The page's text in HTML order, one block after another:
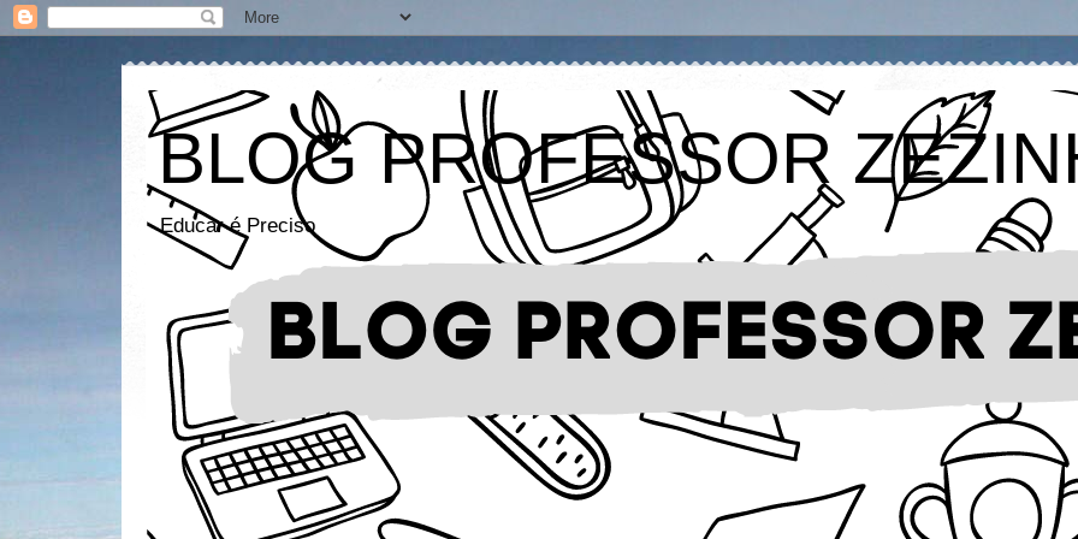
BLOG PROFESSOR
Educar é Preciso